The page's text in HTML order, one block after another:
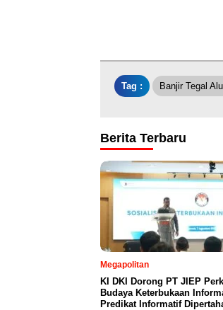
Tag : Banjir Tegal
Berita Terbaru
Megapolitan
KI DKI Dorong PT JIEP
Budaya Keterbukaan
Predikat Informatif